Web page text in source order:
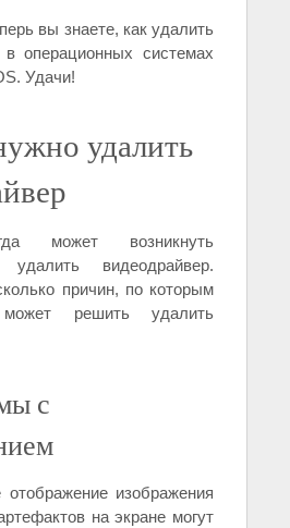
вы знаете, как удалить
в операционных системах
Удачи!
удалить
может возникнуть
удалить видеодрайвер.
причин, по которым
может решить удалить
с
отображение изображения
на экране могут